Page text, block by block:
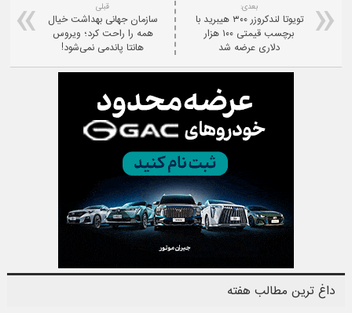
قبلی
سازمان جهانی بهداشت خیال
همه را راحت کرد؛ ویروس
هانتا پاندمی نمی‌شود!
بعدی:
تویوتا لندکروزر ۳۰۰ هیبرید با
برچسب قیمتی ۱۰۰ هزار
دلاری عرضه شد
داغ ترین مطالب هفته